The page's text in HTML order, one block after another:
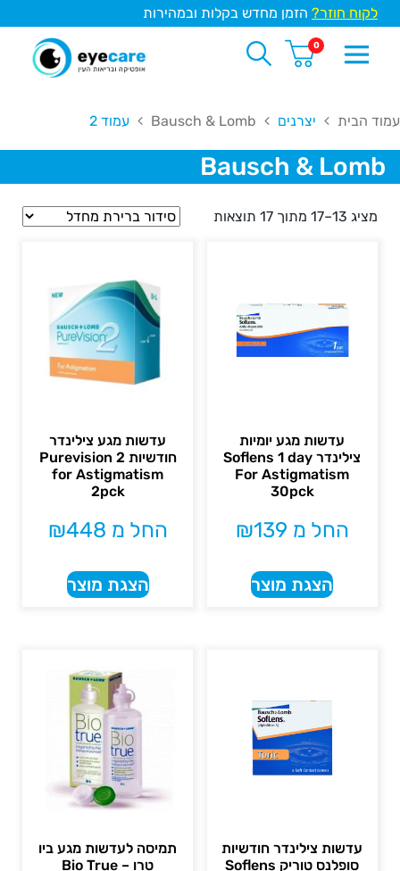
לקוח חוזר? הזמן מחדש בקלות ובמהירות
0
עמוד הבית יצרנים Bausch & Lomb עמוד 2
Bausch & Lomb
מציג 13–17 מתוך 17 תוצאות
עדשות מגע יומיות
צילינדר Soflens 1 day
For Astigmatism
30pck
החל מ ₪139
הצגת מוצר
עדשות מגע צילינדר
חודשיות Purevision 2
for Astigmatism
2pck
החל מ ₪448
הצגת מוצר
עדשות צילינדר חודשיות
סופלנס טוריק Soflens
תמיסה לעדשות מגע ביו
טרו – Bio True